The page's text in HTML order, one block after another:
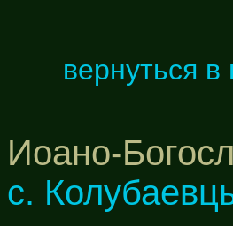
вернуться
Иоано-
с.